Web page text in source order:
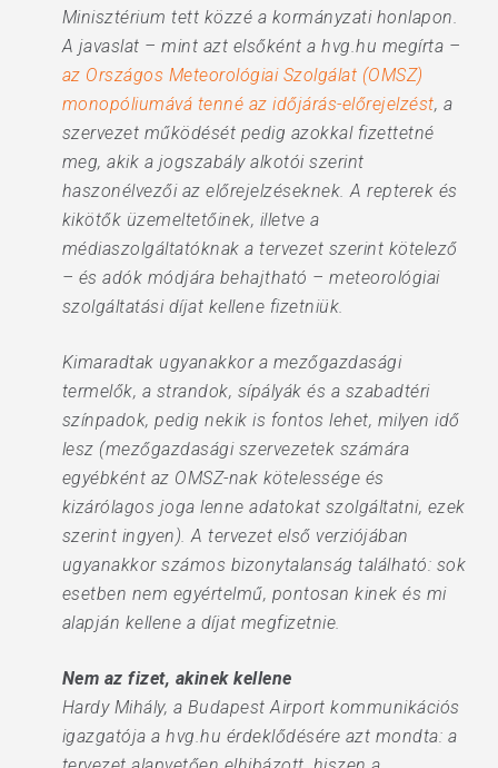
Minisztérium tett közzé a kormányzati honlapon.
A javaslat – mint azt elsőként a hvg.hu megírta –
az Országos Meteorológiai Szolgálat (OMSZ)
monopóliumává tenné az időjárás-előrejelzést, a
szervezet működését pedig azokkal fizettetné
meg, akik a jogszabály alkotói szerint
haszonélvezői az előrejelzéseknek. A repterek és
kikötők üzemeltetőinek, illetve a
médiaszolgáltatóknak a tervezet szerint kötelező
– és adók módjára behajtható – meteorológiai
szolgáltatási díjat kellene fizetniük.
Kimaradtak ugyanakkor a mezőgazdasági
termelők, a strandok, sípályák és a szabadtéri
színpadok, pedig nekik is fontos lehet, milyen idő
lesz (mezőgazdasági szervezetek számára
egyébként az OMSZ-nak kötelessége és
kizárólagos joga lenne adatokat szolgáltatni, ezek
szerint ingyen). A tervezet első verziójában
ugyanakkor számos bizonytalanság található: sok
esetben nem egyértelmű, pontosan kinek és mi
alapján kellene a díjat megfizetnie.
Nem az fizet, akinek kellene
Hardy Mihály, a Budapest Airport kommunikációs
igazgatója a hvg.hu érdeklődésére azt mondta: a